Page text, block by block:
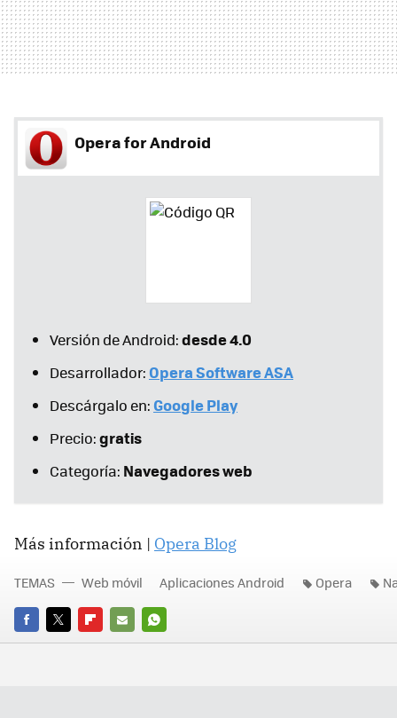
Opera for Android
Versión de Android:desde 4.0
Desarrollador: Opera Software ASA
Descárgalo en: Google Play
Precio:gratis
Categoría: Navegadores web
Más información | Opera Blog
FACEBOOK
TWITTERFLIPBOARD
E-
WHATSAPP
TEMAS Web móvil Aplicaciones Android Opera